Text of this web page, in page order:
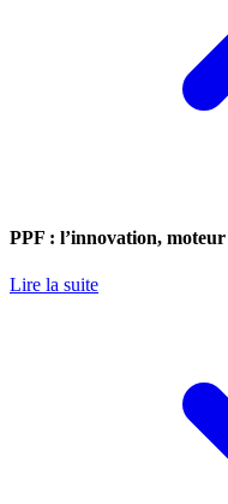
PPF : l’innovation,
Lire la suite